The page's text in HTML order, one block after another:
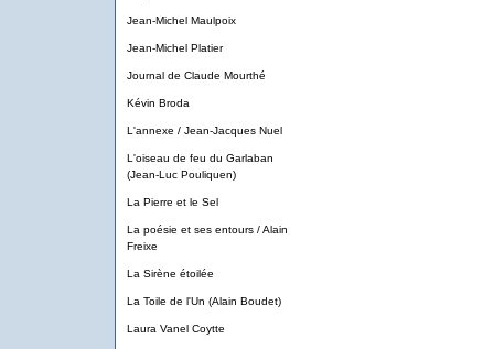
Jean-Michel Maulpoix
Jean-Michel Platier
Journal de Claude Mourthé
Kévin Broda
L'annexe / Jean-Jacques Nuel
L'oiseau de feu du Garlaban
(Jean-Luc Pouliquen)
La Pierre et le Sel
La poésie et ses entours / Alain
Freixe
La Sirène étoilée
La Toile de l'Un (Alain Boudet)
Laura Vanel Coytte